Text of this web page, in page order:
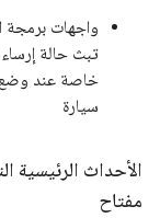
واجهات برمجة
تبث حالة
خاصة عند وضع
سيارة
الأحداث الرئيسية
مفتاح